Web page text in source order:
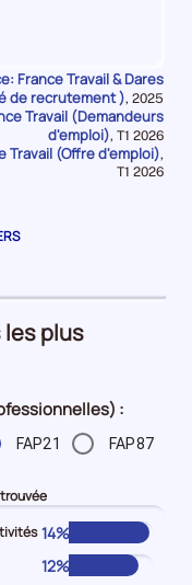
France Travail & Dares
de recrutement ), Données
pour
la
période
2025
Travail (Demandeurs
d'emploi), Données
pour
la
T1 2026
Travail (Offre d'emploi),
Données
T1 2026
plus
:
FAP21 FAP87
14%
12%